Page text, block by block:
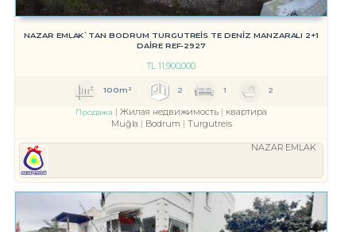
NAZAR EMLAK`TAN BODRUM TURGUTREİS TE DENİZ MANZARALI 2+1
DAİRE REF-2927
TL11,900,000
100m² 2 1 2
Продажа Жилая недвижимость
квартира
Muğla
Bodrum Turgutreis
NAZAR EMLAK